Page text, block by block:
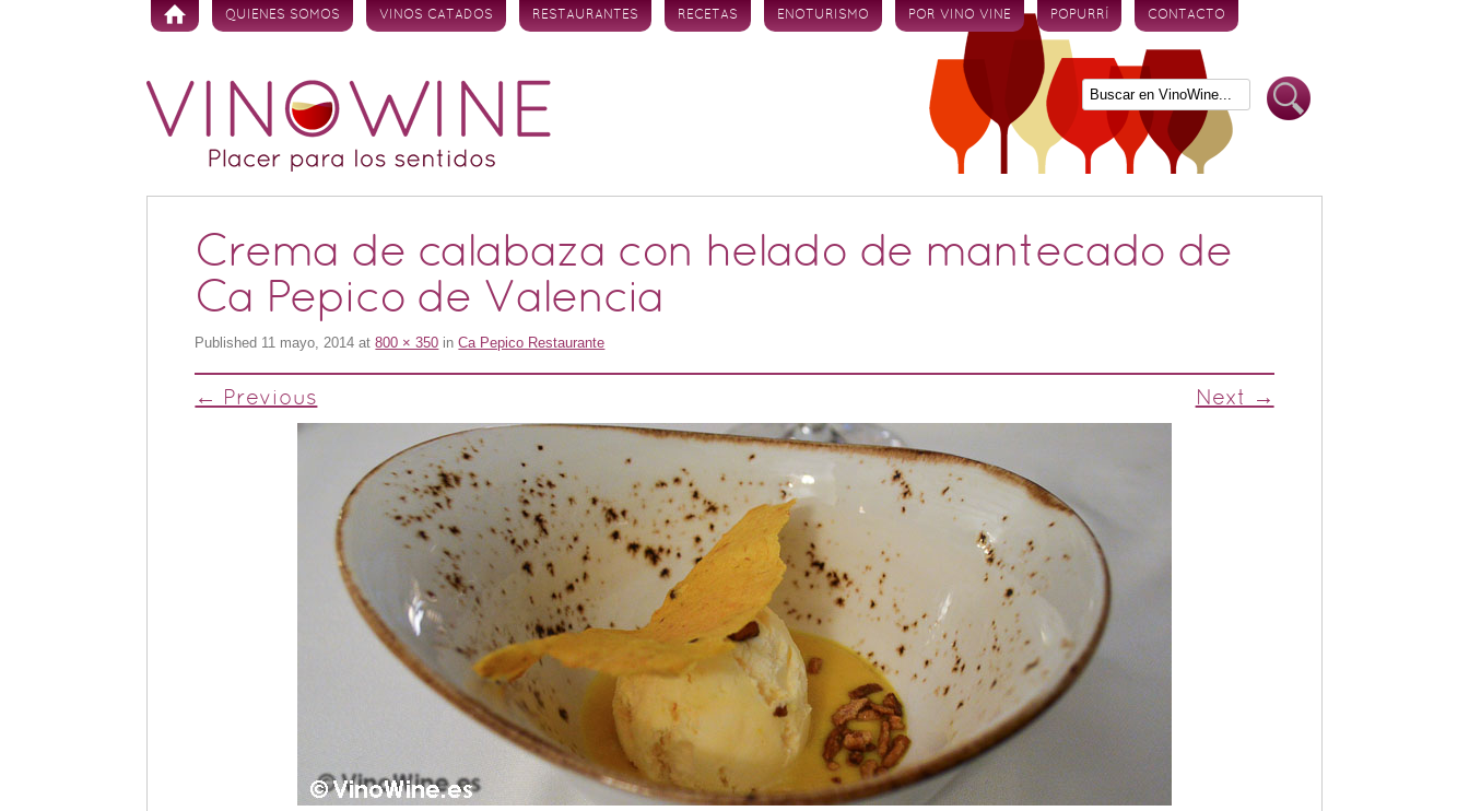
Skip to content
QUIENES SOMOS VINOS CATADOS RESTAURANTES RECETAS ENOTURISMO POR VINO VINE POPURRÍ CONTACTO
Crema de calabaza con helado de mantecado de
Ca Pepico de Valencia
Published 11 mayo, 2014 at800 × 350 inCa Pepico Restaurante
← Previous Next →